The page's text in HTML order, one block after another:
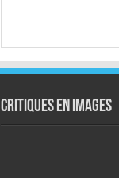
Critiques en images